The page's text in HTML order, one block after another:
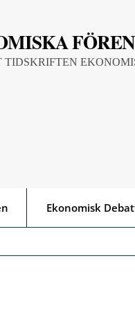
TIDSKRIFTEN
Ekonomisk